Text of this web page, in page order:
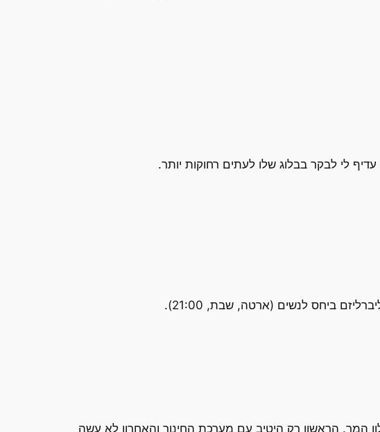
לי לבקר בבלוג שלו לעתים רחוקות יותר.
ביחס לנשים (ארטה, שבת, 21:00).
המר. הראשון רק היטיב עם מערכת החינוך והאחרון לא עשה